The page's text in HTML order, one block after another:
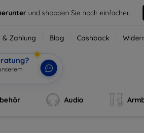
und shoppen Sie noch einfacher.
& Zahlung Blog Cashback
Audio